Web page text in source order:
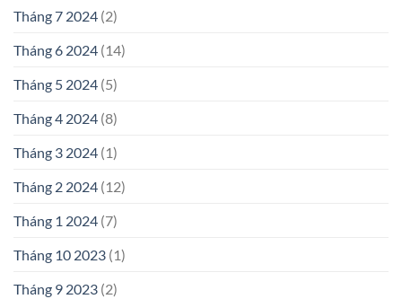
Tháng 7 2024 (2)
Tháng 6 2024 (14)
Tháng 5 2024 (5)
Tháng 4 2024 (8)
Tháng 3 2024 (1)
Tháng 2 2024 (12)
Tháng 1 2024 (7)
Tháng 10 2023 (1)
Tháng 9 2023 (2)